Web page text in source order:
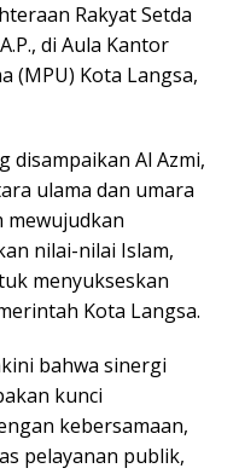
Rakyat Setda
di Aula Kantor
(MPU) Kota Langsa,
disampaikan Al Azmi,
ulama dan umara
mewujudkan
nilai-nilai Islam,
menyukseskan
Kota Langsa.
bahwa sinergi
kunci
kebersamaan,
pelayanan publik,